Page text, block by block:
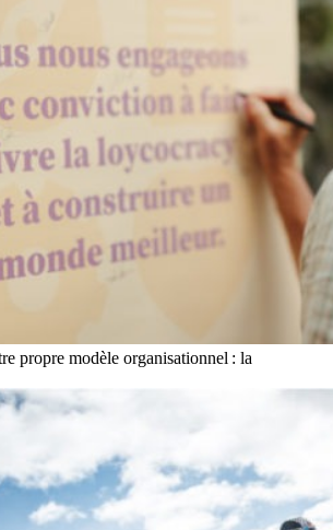
propre modèle organisationnel : la